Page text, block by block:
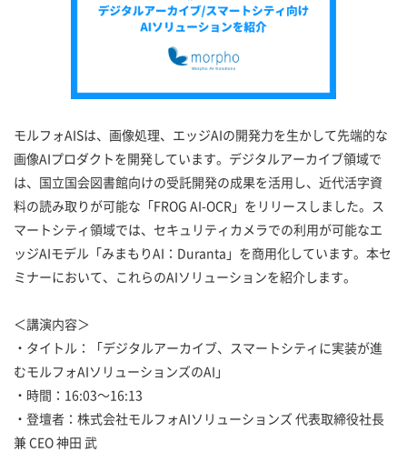
モルフォAISは、画像処理、エッジAIの開発力を生かして先端的な
画像AIプロダクトを開発しています。デジタルアーカイブ領域で
は、国立国会図書館向けの受託開発の成果を活用し、近代活字資
料の読み取りが可能な「FROG AI-OCR」をリリースしました。ス
マートシティ領域では、セキュリティカメラでの利用が可能なエ
ッジAIモデル「みまもりAI：Duranta」を商用化しています。本セ
ミナーにおいて、これらのAIソリューションを紹介します。
＜講演内容＞
・タイトル：「デジタルアーカイブ、スマートシティに実装が進
むモルフォAIソリューションズのAI」
・時間：16:03～16:13
・登壇者：株式会社モルフォAIソリューションズ 代表取締役社長
兼 CEO 神田 武